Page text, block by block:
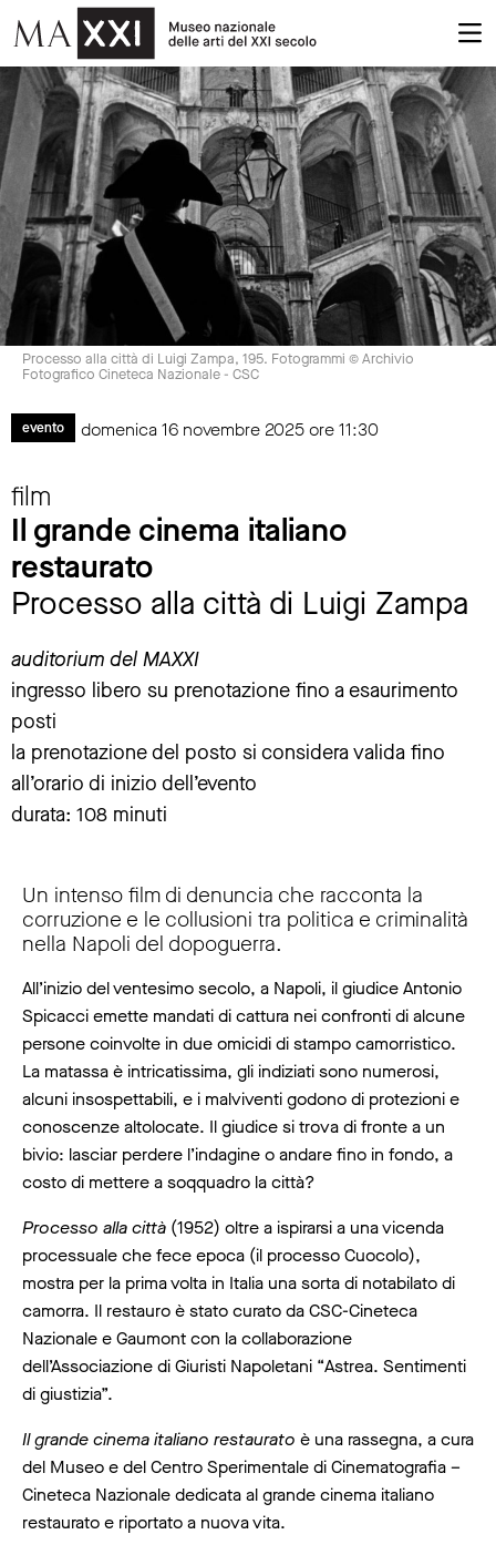
Processo alla città di Luigi Zampa, 195. Fotogrammi © Archivio
Fotografico Cineteca Nazionale - CSC
evento domenica 16 novembre 2025 ore 11:30
film
Il grande cinema italiano
restaurato
Processo alla città di Luigi Zampa
auditorium del MAXXI
ingresso libero su prenotazione fino a esaurimento
posti
la prenotazione del posto si considera valida fino
all’orario di inizio dell’evento
durata: 108 minuti
Un intenso film di denuncia che racconta la
corruzione e le collusioni tra politica e criminalità
nella Napoli del dopoguerra.
All’inizio del ventesimo secolo, a Napoli, il giudice Antonio
Spicacci emette mandati di cattura nei confronti di alcune
persone coinvolte in due omicidi di stampo camorristico.
La matassa è intricatissima, gli indiziati sono numerosi,
alcuni insospettabili, e i malviventi godono di protezioni e
conoscenze altolocate. Il giudice si trova di fronte a un
bivio: lasciar perdere l’indagine o andare fino in fondo, a
costo di mettere a soqquadro la città?
Processo alla città (1952) oltre a ispirarsi a una vicenda
processuale che fece epoca (il processo Cuocolo),
mostra per la prima volta in Italia una sorta di notabilato di
camorra. Il restauro è stato curato da CSC-Cineteca
Nazionale e Gaumont con la collaborazione
dell’Associazione di Giuristi Napoletani “Astrea. Sentimenti
di giustizia”.
Il grande cinema italiano restaurato è una rassegna, a cura
del Museo e del Centro Sperimentale di Cinematografia –
Cineteca Nazionale dedicata al grande cinema italiano
restaurato e riportato a nuova vita.